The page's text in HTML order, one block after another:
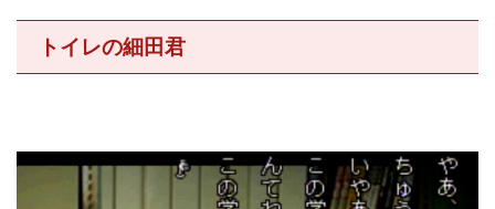
トイレの細田君